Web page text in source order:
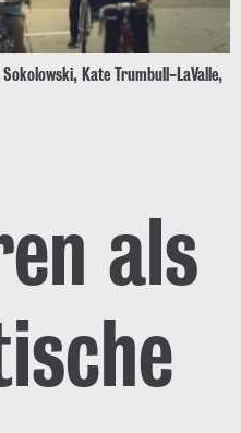
Kate Trumbull-LaValle,
als